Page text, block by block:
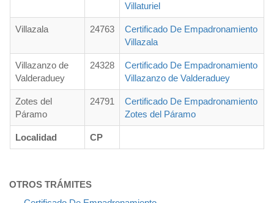
Villaturiel
Villazala 24763
Certificado De Empadronamiento
Villazala
Villazanzo de
Valderaduey
24328
Certificado De Empadronamiento
Villazanzo de Valderaduey
Zotes del
Páramo
24791
Certificado De Empadronamiento
Zotes del Páramo
Localidad CP
OTROS TRÁMITES